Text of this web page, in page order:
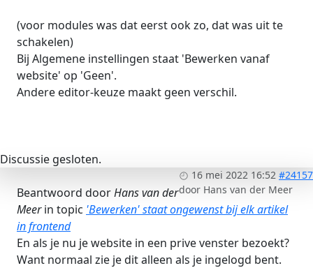
(voor modules was dat eerst ook zo, dat was uit te
schakelen)
Bij Algemene instellingen staat 'Bewerken vanaf
website' op 'Geen'.
Andere editor-keuze maakt geen verschil.
Discussie gesloten.
16 mei 2022 16:52 #24157
door Hans van der Meer
Beantwoord doorHans van der
Meerin topic 'Bewerken' staat ongewenst bij elk artikel
in frontend
En als je nu je website in een prive venster bezoekt?
Want normaal zie je dit alleen als je ingelogd bent.